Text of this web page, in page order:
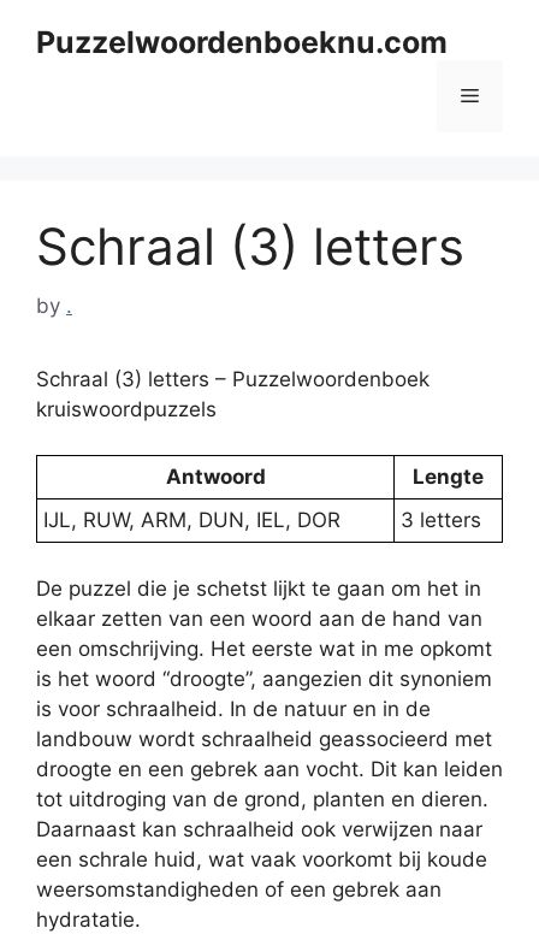
Puzzelwoordenboeknu.com
Menu
Schraal (3) letters
by .
Schraal (3) letters – Puzzelwoordenboek
kruiswoordpuzzels
Antwoord
Lengte
IJL, RUW, ARM, DUN, IEL, DOR
3 letters
De puzzel die je schetst lijkt te gaan om het in
elkaar zetten van een woord aan de hand van
een omschrijving. Het eerste wat in me opkomt
is het woord “droogte”, aangezien dit synoniem
is voor schraalheid. In de natuur en in de
landbouw wordt schraalheid geassocieerd met
droogte en een gebrek aan vocht. Dit kan leiden
tot uitdroging van de grond, planten en dieren.
Daarnaast kan schraalheid ook verwijzen naar
een schrale huid, wat vaak voorkomt bij koude
weersomstandigheden of een gebrek aan
hydratatie.